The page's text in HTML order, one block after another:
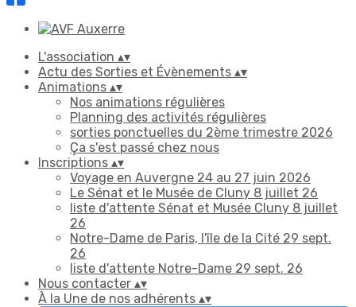
L'association ▴▾
Actu des Sorties et Évènements ▴▾
Animations ▴▾
Nos animations régulières
Planning des activités régulières
sorties ponctuelles du 2ème trimestre 2026
Ça s'est passé chez nous
Inscriptions ▴▾
Voyage en Auvergne 24 au 27 juin 2026
Le Sénat et le Musée de Cluny 8 juillet 26
liste d'attente Sénat et Musée Cluny 8 juillet
26
Notre-Dame de Paris, l'île de la Cité 29 sept.
26
liste d'attente Notre-Dame 29 sept. 26
Nous contacter ▴▾
À la Une de nos adhérents ▴▾